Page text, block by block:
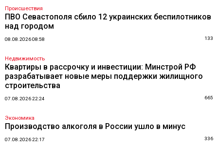
Происшествия
ПВО Севастополя сбило 12 украинских беспилотников
над городом
08.08.2026 08:58 133
Недвижимость
Квартиры в рассрочку и инвестиции: Минстрой РФ
разрабатывает новые меры поддержки жилищного
строительства
07.08.2026 22:24 665
Экономика
Производство алкоголя в России ушло в минус
07.08.2026 22:17 336